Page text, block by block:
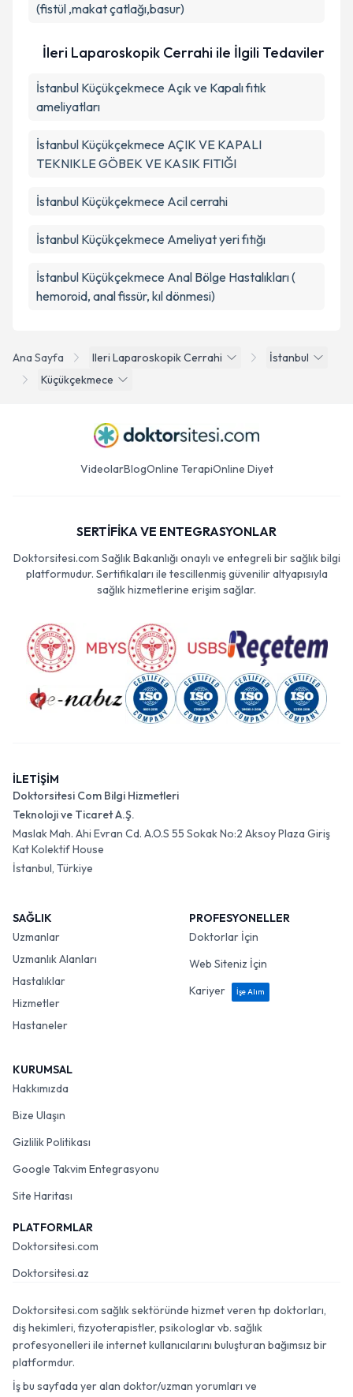
Ana Sayfa Ileri Laparoskopik Cerrahi
İstanbul
Küçükçekmece
(fistül ,makat çatlağı,basur)
İleri Laparoskopik Cerrahi ile İlgili Tedaviler
İstanbul Küçükçekmece Açık ve Kapalı fıtık
ameliyatları
İstanbul Küçükçekmece AÇIK VE KAPALI
TEKNIKLE GÖBEK VE KASIK FITIĞI
İstanbul Küçükçekmece Acil cerrahi
İstanbul Küçükçekmece Ameliyat yeri fıtığı
İstanbul Küçükçekmece Anal Bölge Hastalıkları (
hemoroid, anal fissür, kıl dönmesi)
VideolarBlogOnline TerapiOnline Diyet
SERTİFİKA VE ENTEGRASYONLAR
Doktorsitesi.com Sağlık Bakanlığı onaylı ve entegreli bir sağlık bilgi
platformudur. Sertifikaları ile tescillenmiş güvenilir altyapısıyla
sağlık hizmetlerine erişim sağlar.
İLETİŞİM
Doktorsitesi Com Bilgi Hizmetleri
Teknoloji ve Ticaret A.Ş.
Maslak Mah. Ahi Evran Cd. A.O.S 55 Sokak No:2 Aksoy Plaza Giriş
Kat Kolektif House
İstanbul, Türkiye
SAĞLIK
Uzmanlar
Uzmanlık Alanları
Hastalıklar
Hizmetler
Hastaneler
PROFESYONELLER
Doktorlar İçin
Web Siteniz İçin
Kariyer
İşe Alım
KURUMSAL
Hakkımızda
Bize Ulaşın
Gizlilik Politikası
Google Takvim Entegrasyonu
Site Haritası
PLATFORMLAR
Doktorsitesi.com
Doktorsitesi.az
Doktorsitesi.com sağlık sektöründe hizmet veren tıp doktorları,
diş hekimleri, fizyoterapistler, psikologlar vb. sağlık
profesyonelleri ile internet kullanıcılarını buluşturan bağımsız bir
platformdur.
İş bu sayfada yer alan doktor/uzman yorumları ve